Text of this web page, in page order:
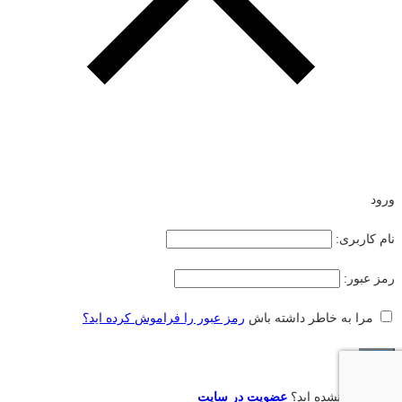
ورود
نام کاربری:
رمز عبور:
مرا به خاطر داشته باش رمز عبور را فراموش کرده اید؟
هنوز عضو نشده اید؟ عضویت در سایت